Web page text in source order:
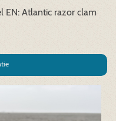
EN: Atlantic razor clam